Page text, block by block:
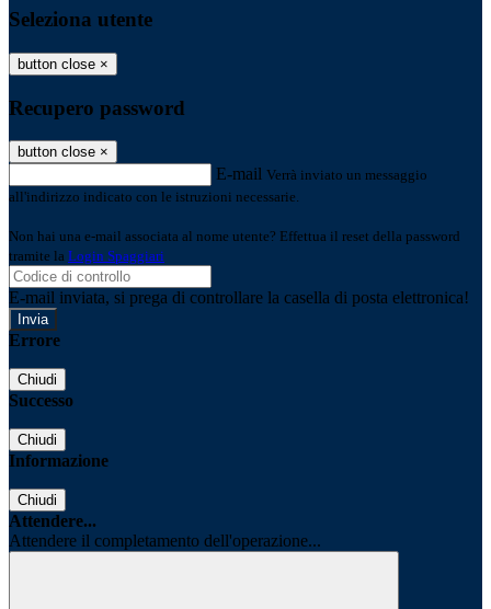
Seleziona utente
button close ×
Recupero password
button close ×
E-mail Verrà inviato un messaggio
all'indirizzo indicato con le istruzioni necessarie.
Non hai una e-mail associata al nome utente? Effettua il reset della password
tramite la Login Spaggiari
E-mail inviata, si prega di controllare la casella di posta elettronica!
Errore
Chiudi
Successo
Chiudi
Informazione
Chiudi
Attendere...
Attendere il completamento dell'operazione...